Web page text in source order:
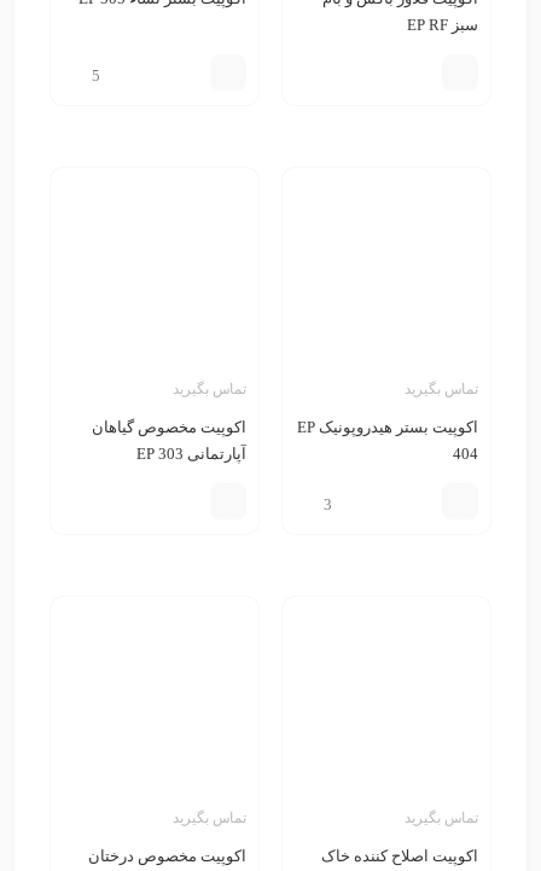
سبز EP RF
5
تماس بگیرید
اکوپیت بستر هیدروپونیک EP
404
3
تماس بگیرید
اکوپیت مخصوص گیاهان
آپارتمانی EP 303
تماس بگیرید
اکوپیت اصلاح کننده خاک
تماس بگیرید
اکوپیت مخصوص درختان